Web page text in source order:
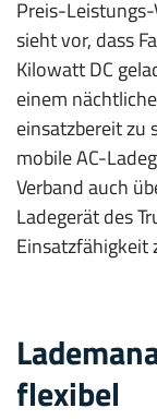
Preis-
sieht vor, dass
Kilowatt­ DC
einem
einsatzbereit zu
mobile AC-
Verband auch
Ladegerät des
Einsatzfähigkeit
flexibel